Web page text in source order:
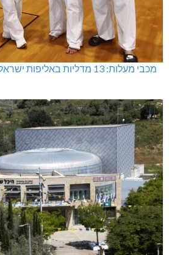
מכבי מעלות: 13 מדליות באליפות ישראל